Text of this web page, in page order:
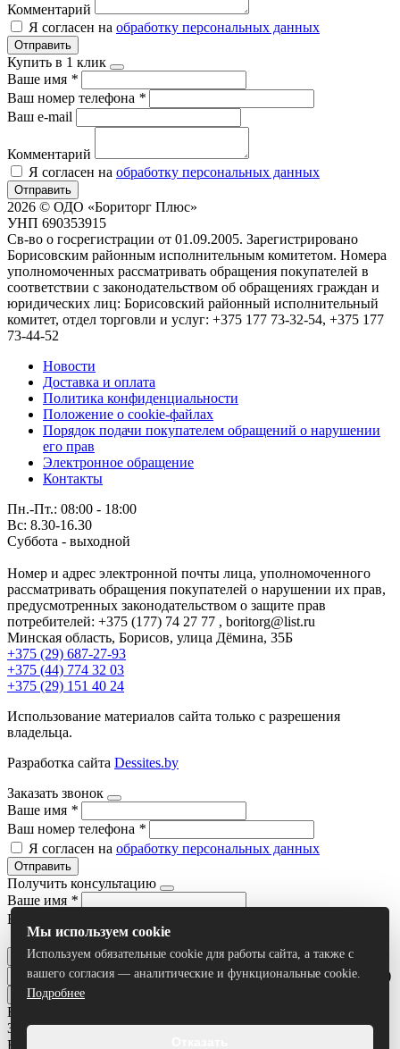
Комментарий
Я согласен на обработку персональных данных
Отправить
Купить в 1 клик
Ваше имя *
Ваш номер телефона *
Ваш e-mail
Комментарий
Я согласен на обработку персональных данных
Отправить
2026 © ОДО «Бориторг Плюс»
УНП 690353915
Св-во о госрегистрации от 01.09.2005. Зарегистрировано
Борисовским районным исполнительным комитетом. Номера
уполномоченных рассматривать обращения покупателей в
соответствии с законодательством об обращениях граждан и
юридических лиц: Борисовский районный исполнительный
комитет, отдел торговли и услуг: +375 177 73-32-54, +375 177
73-44-52
Новости
Доставка и оплата
Политика конфиденциальности
Положение о cookie-файлах
Порядок подачи покупателем обращений о нарушении
его прав
Электронное обращение
Контакты
Пн.-Пт.: 08:00 - 18:00
Вс: 8.30-16.30
Суббота - выходной
Номер и адрес электронной почты лица, уполномоченного
рассматривать обращения покупателей о нарушении их прав,
предусмотренных законодательством о защите прав
потребителей: +375 (177) 74 27 77 , boritorg@list.ru
Минская область, Борисов, улица Дёмина, 35Б
+375 (29) 687-27-93
+375 (44) 774 32 03
+375 (29) 151 40 24
Использование материалов сайта только с разрешения
владельца.
Разработка сайта Dessites.by
Заказать звонок
Ваше имя *
Ваш номер телефона *
Я согласен на обработку персональных данных
Отправить
Получить консультацию
Ваше имя *
Ваш номер телефона
Я согласен наобработку персональных данных
Отправить
Умный поиск(тестовый режим)
Все результаты
Задать вопрос
Ваше имя
Мы используем cookie
Используем обязательные cookie для работы сайта, а также с
вашего согласия — аналитические и функциональные cookie.
Подробнее